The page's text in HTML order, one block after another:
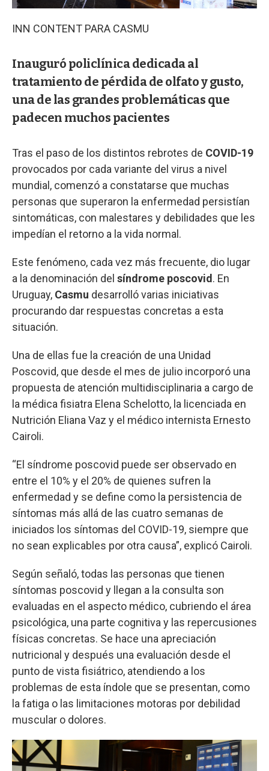
INN CONTENT PARA CASMU
Inauguró policlínica dedicada al
tratamiento de pérdida de olfato y gusto,
una de las grandes problemáticas que
padecen muchos pacientes
Tras el paso de los distintos rebrotes de COVID-19
provocados por cada variante del virus a nivel
mundial, comenzó a constatarse que muchas
personas que superaron la enfermedad persistían
sintomáticas, con malestares y debilidades que les
impedían el retorno a la vida normal.
Este fenómeno, cada vez más frecuente, dio lugar
a la denominación del síndrome poscovid . En
Uruguay, Casmu desarrolló varias iniciativas
procurando dar respuestas concretas a esta
situación.
Una de ellas fue la creación de una Unidad
Poscovid, que desde el mes de julio incorporó una
propuesta de atención multidisciplinaria a cargo de
la médica fisiatra Elena Schelotto, la licenciada en
Nutrición Eliana Vaz y el médico internista Ernesto
Cairoli.
“El síndrome poscovid puede ser observado en
entre el 10% y el 20% de quienes sufren la
enfermedad y se define como la persistencia de
síntomas más allá de las cuatro semanas de
iniciados los síntomas del COVID-19, siempre que
no sean explicables por otra causa”, explicó Cairoli.
Según señaló, todas las personas que tienen
síntomas poscovid y llegan a la consulta son
evaluadas en el aspecto médico, cubriendo el área
psicológica, una parte cognitiva y las repercusiones
físicas concretas. Se hace una apreciación
nutricional y después una evaluación desde el
punto de vista fisiátrico, atendiendo a los
problemas de esta índole que se presentan, como
la fatiga o las limitaciones motoras por debilidad
muscular o dolores.